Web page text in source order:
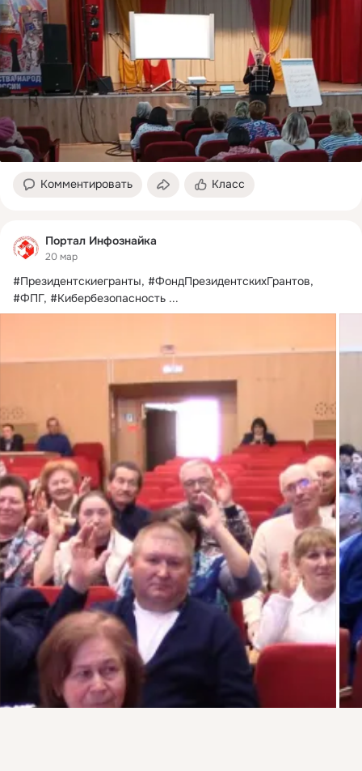
Комментировать Класс
Портал Инфознайка
20 мар
#Президентскиегранты, #ФондПрезидентскихГрантов,
#ФПГ, #Кибербезопасность ...